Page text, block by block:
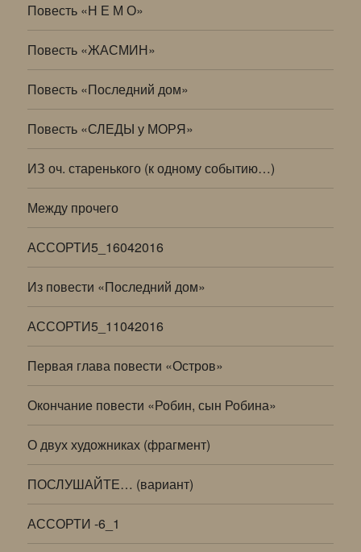
Повесть «Н Е М О»
Повесть «ЖАСМИН»
Повесть «Последний дом»
Повесть «СЛЕДЫ у МОРЯ»
ИЗ оч. старенького (к одному событию…)
Между прочего
АССОРТИ5_16042016
Из повести «Последний дом»
АССОРТИ5_11042016
Первая глава повести «Остров»
Окончание повести «Робин, сын Робина»
О двух художниках (фрагмент)
ПОСЛУШАЙТЕ… (вариант)
АССОРТИ -6_1